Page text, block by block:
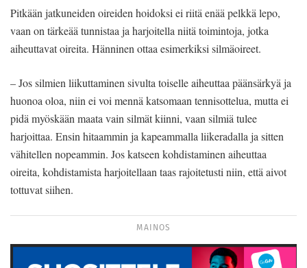
Pitkään jatkuneiden oireiden hoidoksi ei riitä enää pelkkä lepo,
vaan on tärkeää tunnistaa ja harjoitella niitä toimintoja, jotka
aiheuttavat oireita. Hänninen ottaa esimerkiksi silmäoireet.
– Jos silmien liikuttaminen sivulta toiselle aiheuttaa päänsärkyä ja
huonoa oloa, niin ei voi mennä katsomaan tennisottelua, mutta ei
pidä myöskään maata vain silmät kiinni, vaan silmiä tulee
harjoittaa. Ensin hitaammin ja kapeammalla liikeradalla ja sitten
vähitellen nopeammin. Jos katseen kohdistaminen aiheuttaa
oireita, kohdistamista harjoitellaan taas rajoitetusti niin, että aivot
tottuvat siihen.
MAINOS